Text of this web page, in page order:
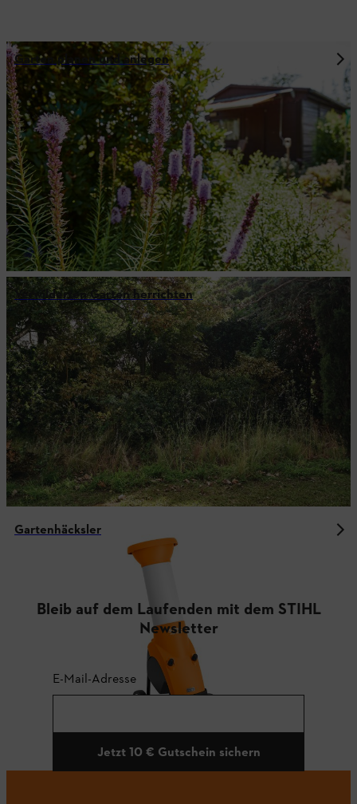
Garten planen und anlegen
Verwilderten Garten herrichten
Gartenhäcksler
Bleib auf dem Laufenden mit dem STIHL
Newsletter
E-Mail-Adresse
Jetzt 10 € Gutschein sichern